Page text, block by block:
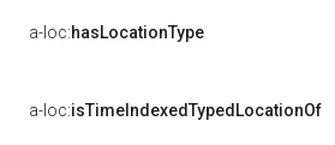
a-loc:hasLocationType
a-loc:isTimeIndexedTypedLocationOf